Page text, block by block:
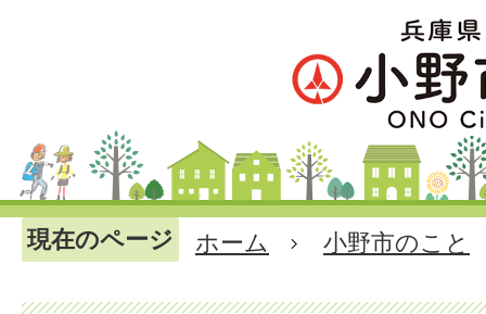
現在のページ ホーム 小野市のこと